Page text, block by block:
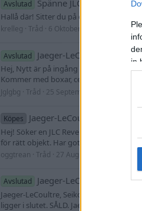
in
Avslutad Spänne JLC 14mm
Hallå där! Sitter du på ett 14mm
krelleg Tråd 6 Oktober 2023
Avslutad Jaeger-LeCoultre Deep
Hej, Nytt är på ingång så denna får
Kommer med boxar, cert, manual och
Jglgbg Tråd 25 September 2023 deep
Köpes Jaeger-LeCoultre Reverso
Hej! Söker en JLC Reverso Classique
för rätt objekt. Har gott om referenser
oggtrean Tråd 27 Augusti 2023
Avslutad Jaeger-LeCoultr, Seiko,
Jaeger-LeCoultre, Seiko, Straton, m fl
ligger i slutet. SÅLD. Jaeger-LeCoultre